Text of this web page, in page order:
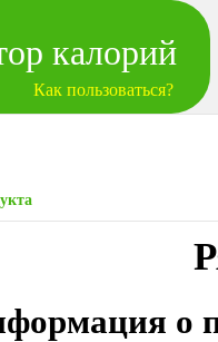
калорий
Как пользоваться?
о